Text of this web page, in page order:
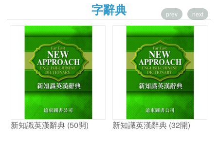
字辭典
新知識英漢辭典 (50開) 新知識英漢辭典 (32開)
prev next